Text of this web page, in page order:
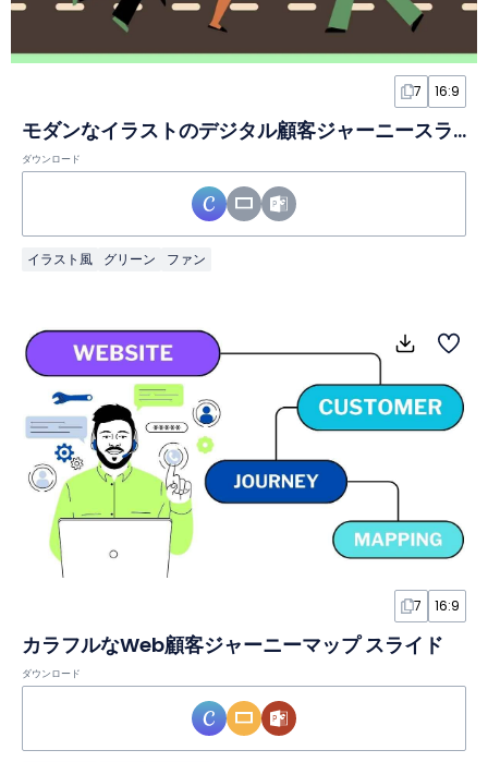
7 16:9
モダンなイラストのデジタル顧客ジャーニースライド
ダウンロード
イラスト風 グリーン ファン
7 16:9
カラフルなWeb顧客ジャーニーマップ スライド
ダウンロード